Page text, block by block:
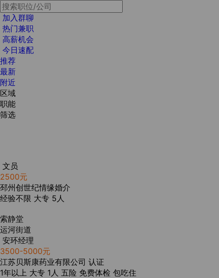
加入群聊
热门兼职
高薪机会
今日速配
推荐
最新
附近
区域
职能
筛选
文员
2500元
邳州创世纪情缘婚介
经验不限 大专 5人
索静堂
运河街道
安环经理
3500-5000元
江苏贝斯康药业有限公司 认证
1年以上 大专 1人 五险 免费体检 包吃住